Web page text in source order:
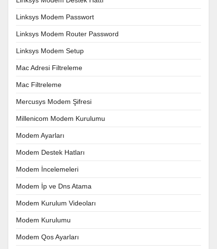
Linksys Modem Passwort
Linksys Modem Router Password
Linksys Modem Setup
Mac Adresi Filtreleme
Mac Filtreleme
Mercusys Modem Şifresi
Millenicom Modem Kurulumu
Modem Ayarları
Modem Destek Hatları
Modem İncelemeleri
Modem İp ve Dns Atama
Modem Kurulum Videoları
Modem Kurulumu
Modem Qos Ayarları